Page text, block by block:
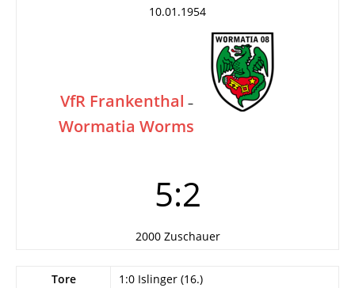
10.01.1954
VfR Frankenthal –
Wormatia Worms
5:2
2000 Zuschauer
Tore
1:0 Islinger (16.)